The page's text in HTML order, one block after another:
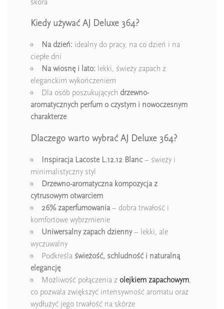
skóra
Kiedy używać AJ Deluxe 364?
Na dzień: idealny do pracy, na co dzień i na
ciepłe dni
Na wiosnę i lato: lekki, świeży zapach z
eleganckim wykończeniem
Dla osób poszukujących drzewno-
aromatycznych perfum o czystym i nowoczesnym
charakterze
Dlaczego warto wybrać AJ Deluxe 364?
Inspiracja Lacoste L.12.12 Blanc – świeży i
minimalistyczny styl
Drzewno-aromatyczna kompozycja z
cytrusowym otwarciem
26% zaperfumowania – dobra trwałość i
komfortowe wybrzmienie
Uniwersalny zapach dzienny– lekki, ale
wyczuwalny
Podkreśla świeżość, schludność i naturalną
elegancję
Możliwość połączenia z olejkiem zapachowym
co pozwala zwiększyć intensywność aromatu oraz
wydłużyć jego trwałość na skórze